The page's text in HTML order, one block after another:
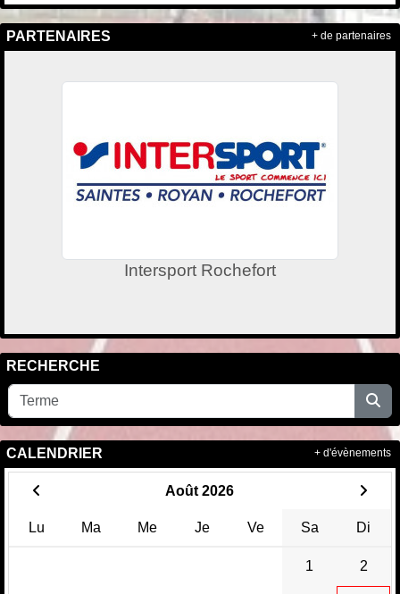
PARTENAIRES
Intersport Rochefort
+ de partenaires
RECHERCHE
CALENDRIER
Août 2026
Lu Ma Me Je Ve Sa Di
1 2
+ d'évènements